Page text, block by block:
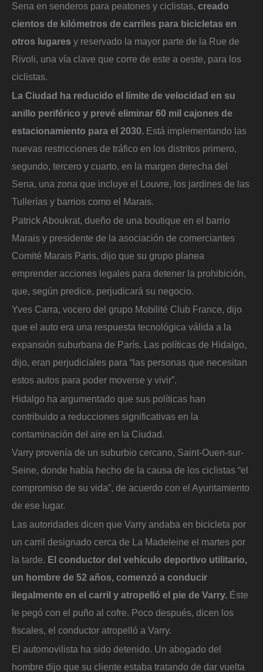
Sena en senderos para peatones y ciclistas, creado
cientos de kilómetros de carriles para bicicletas en
otros lugares y reservado la mayor parte de la Rue de
Rivoli, una vía clave que corre de este a oeste, para los
ciclistas.
La Ciudad ha reducido el límite de velocidad en su
anillo periférico y prevé eliminar 60 mil cajones de
estacionamiento para el 2030. Está implementando las
nuevas restricciones de tráfico en los distritos primero,
segundo, tercero y cuarto, en la margen derecha del
Sena, una zona que incluye el Louvre, los jardines de las
Tullerías y barrios como el Marais.
Patrick Aboukrat, dueño de una boutique en el barrio
Marais y presidente de la asociación de comerciantes
Comité Marais Paris, dijo que su grupo planea
emprender acciones legales para detener la prohibición,
que, según predice, perjudicará su negocio.
Yves Carra, vocero del grupo Mobilité Club France, dijo
que el auto era una respuesta tecnológica válida a la
expansión suburbana de París. Las políticas de Hidalgo,
dijo, eran perjudiciales para “las personas que necesitan
estos autos para poder moverse y vivir”.
Hidalgo ha argumentado que sus políticas han
contribuido a reducciones significativas en la
contaminación del aire en la Ciudad.
Varry provenía de un suburbio cercano, Saint-Ouen-sur-
Seine, donde había hecho de la causa de los ciclistas “el
compromiso de su vida”, de acuerdo con el Ayuntamiento
de ese lugar.
Las autoridades dicen que Varry andaba en bicicleta por
un carril designado cerca de La Madeleine el martes por
la tarde. El conductor del vehículo deportivo utilitario,
un hombre de 52 años, comenzó a conducir
ilegalmente en el carril y atropelló el pie de Varry. Éste
le pegó con el puño al cofre. Poco después, dicen los
fiscales, el conductor atropelló a Varry.
El automovilista ha sido detenido. Un abogado del
hombre dijo que su cliente estaba tratando de dar vuelta